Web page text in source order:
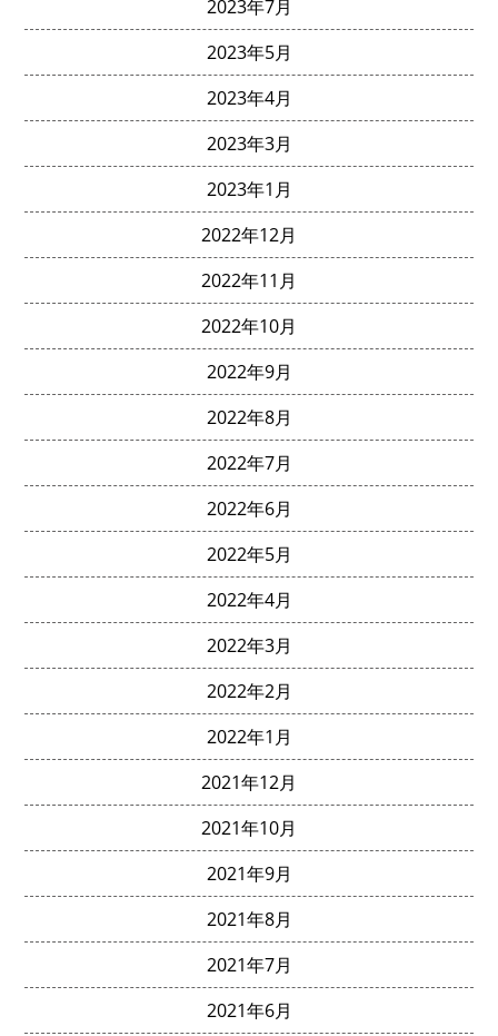
2023年7月
2023年5月
2023年4月
2023年3月
2023年1月
2022年12月
2022年11月
2022年10月
2022年9月
2022年8月
2022年7月
2022年6月
2022年5月
2022年4月
2022年3月
2022年2月
2022年1月
2021年12月
2021年10月
2021年9月
2021年8月
2021年7月
2021年6月